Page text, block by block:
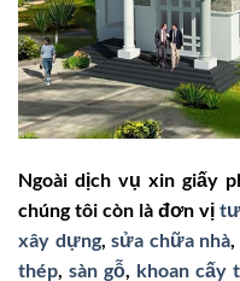
Ngoài dịch vụ xin giấy
chúng tôi còn là đơn vị
xây dựng,sửa chữa nhà
thép ,sàn gỗ khoan cấy